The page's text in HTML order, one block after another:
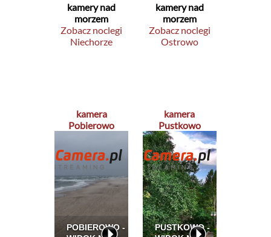
kamery nad
morzem
Zobacz noclegi
Niechorze
kamery nad
morzem
Zobacz noclegi
Ostrowo
kamera
Pobierowo
kamera
Pustkowo